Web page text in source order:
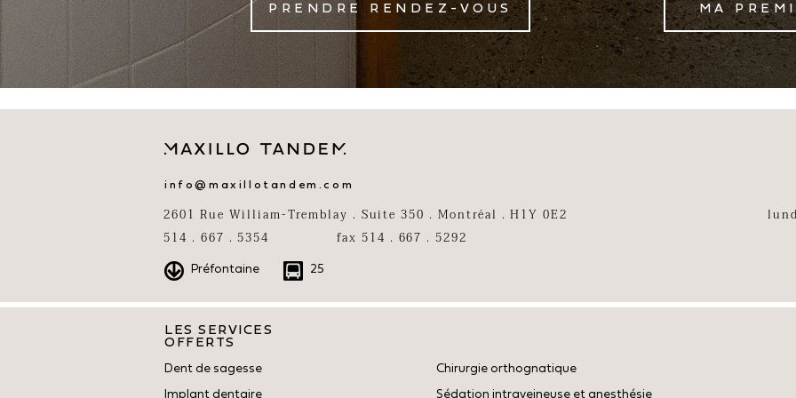
PRENDRE RENDEZ-VOUS MA
info@maxillotandem.com
2601 Rue William-Tremblay . Suite 350 . Montréal . H1Y 0E2
514 . 667 . 5354
Préfontaine
fax 514 . 667 . 5292
25
LES SERVICES
OFFERTS
Dent de sagesse
Implant dentaire
Chirurgie orthognatique
Sédation intraveineuse et anesthésie
LES SERVICES
OFFERTS
Dent de sagesse
Implant dentaire
Chirurgie orthognatique
Sédation intraveineuse et anesthésie